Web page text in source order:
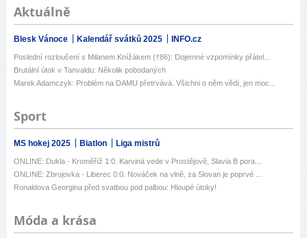
Aktuálně
Blesk Vánoce Kalendář svátků 2025 INFO.cz
Poslední rozloučení s Milanem Knížákem (†86): Dojemné vzpomínky přátel...
Brutální útok v Tanvaldu: Několik pobodaných
Marek Adamczyk: Problém na DAMU přetrvává. Všichni o něm vědí, jen moc...
Sport
MS hokej 2025 Biatlon Liga mistrů
ONLINE: Dukla - Kroměříž 1:0. Karviná vede v Prostějově, Slavia B pora...
ONLINE: Zbrojovka - Liberec 0:0. Nováček na vlně, za Slovan je poprvé ...
Ronaldova Georgina před svatbou pod palbou: Hloupé útoky!
Móda a krása